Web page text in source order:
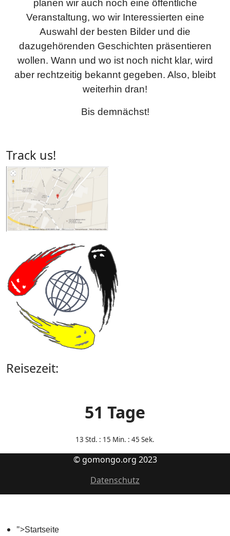
planen wir auch noch eine öffentliche
Veranstaltung, wo wir Interessierten eine
Auswahl der besten Bilder und die
dazugehörenden Geschichten präsentieren
wollen. Wann und wo ist noch nicht klar, wird
aber rechtzeitig bekannt gegeben. Also, bleibt
weiterhin dran!
Bis demnächst!
Track us!
Reisezeit:
51 Tage
13 Std. : 15 Min. : 45 Sek.
© gomongo.org 2023
Datenschutz
">Startseite